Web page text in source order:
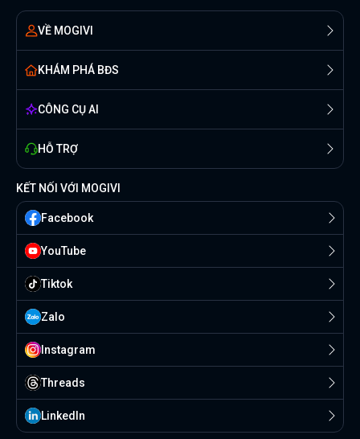
VỀ MOGIVI
KHÁM PHÁ BĐS
CÔNG CỤ AI
HỖ TRỢ
KẾT NỐI VỚI MOGIVI
Facebook
YouTube
Tiktok
Zalo
Instagram
Threads
Linkedln